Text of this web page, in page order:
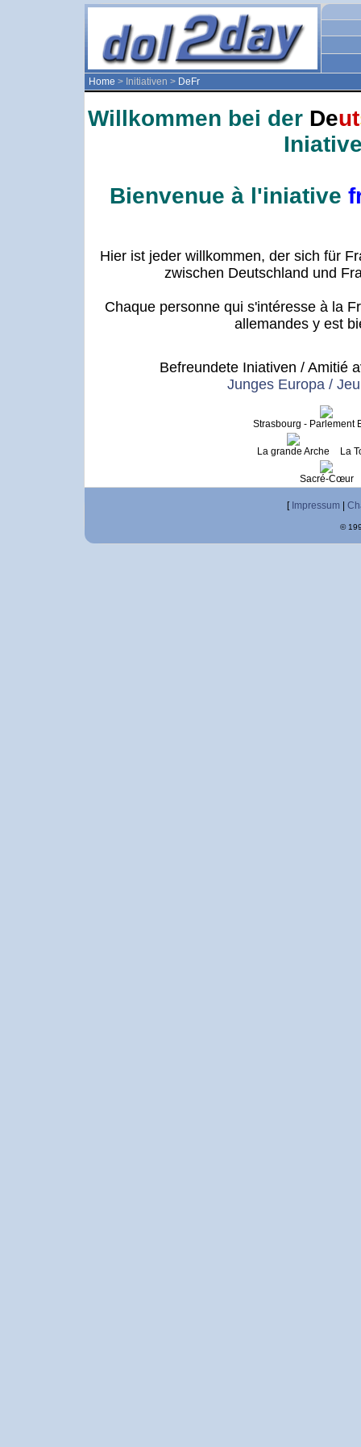
Home > Initiativen > DeFr
Willkommen bei der Deut
Bienvenue à l'iniative
Hier ist jeder willkommen, der sich für
zwischen Deutschland und
Chaque personne qui s'intéresse à la
allemandes y est
Befreundete Iniativen / Amitié
Junges Europa /
Strasbourg - Parlement
La grande Arche La
Sacré-Cœur
[ Impressum
©